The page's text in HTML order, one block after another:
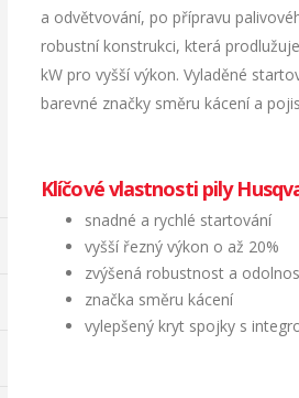
a odvětvování, po přípravu
robustní konstrukci, která
kW pro vyšší výkon. Vyladěné
barevné značky směru kácení a
Klíčové vlastnosti pily
snadné a rychlé startování
vyšší řezný výkon o až 20%
zvýšená robustnost a
značka směru kácení
vylepšený kryt spojky s